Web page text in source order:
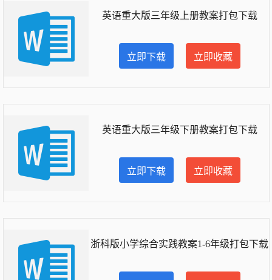
英语重大版三年级上册教案打包下载
立即下载 立即收藏
英语重大版三年级下册教案打包下载
立即下载 立即收藏
浙科版小学综合实践教案1-6年级打包下载